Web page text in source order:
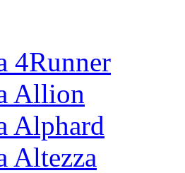
4Runner
Allion
Alphard
Altezza